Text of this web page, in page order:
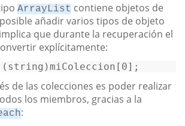
ArrayList contiene objetos de
posible añadir varios tipos de objeto
que durante la recuperación el
explícitamente:
string )miColeccion[ 0];
de las colecciones es poder realizar
los miembros, gracias a la
: